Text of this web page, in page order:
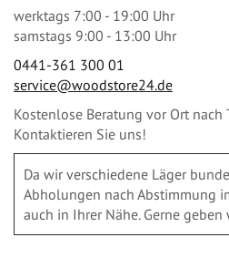
werktags 7:00 - 19:00 Uhr
samstags 9:00 - 13:00 Uhr
0441-361 300 01
service@woodstore24.de
Kostenlose Beratung vor Ort nach
Kontaktieren Sie uns!
Da wir verschiedene Läger
Abholungen nach Abstimmung
auch in Ihrer Nähe. Gerne